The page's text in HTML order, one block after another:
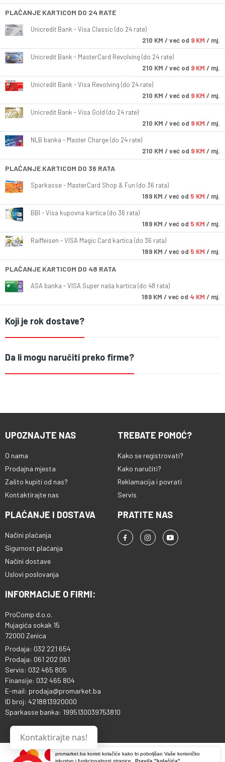
promarket.ba koristi kolačiće kako bi poboljšao Vaše korisničko
iskustvo i funkcionalnost stranice.
Pravila "kolačića"
PLAĆANJE KARTICOM DO 24 RATE
Unicredit Bank - Visa Classic (do 24 rate)
210 KM / već od 9 KM / mj.
Unicredit Bank - MasterCard Revolving (do 24 rate)
210 KM / već od 9 KM / mj.
Unicredit Bank - Visa Revolving (do 24 rate)
210 KM / već od 9 KM / mj.
Unicredit Bank - Visa Gold (do 24 rate)
210 KM / već od 9 KM / mj.
NLB banka - Master Charge (do 24 rate)
210 KM / već od 9 KM / mj.
PLAĆANJE KARTICOM DO 36 RATA
Sparkasse - MasterCard Shop & Fun (do 36 rata)
189 KM / već od 5 KM / mj.
BBI - Visa kupovna kartica (do 36 rata)
189 KM / već od 5 KM / mj.
Raiffeisen - VISA Magic Card kartica (do 36 rata)
189 KM / već od 5 KM / mj.
PLAĆANJE KARTICOM DO 48 RATA
ASA banka - VISA Super naša kartica (do 48 rata)
189 KM / već od 4 KM / mj.
Koji je rok dostave?
Da li mogu naručiti preko firme?
UPOZNAJTE NAS
O nama
Prodajna mjesta
Zašto kupiti od nas?
Kontaktirajte nas
TREBATE POMOĆ?
Kako se registrovati?
Kako naručiti?
Reklamacija i povrati
Servis
PLAĆANJE I DOSTAVA
Načini plaćanja
Sigurnost plaćanja
Načini dostave
Uslovi poslovanja
PRATITE NAS
INFORMACIJE O FIRMI:
ProComp d.o.o.
Mujagića sokak 15
72000 Zenica
Prodaja: 032 221 654
Prodaja: 061 202 061
Servis: 032 465 805
Finansije: 032 465 804
E-mail: prodaja@promarket.ba
ID broj: 4218813920000
Sparkasse banka: 1995130039753810
Kontaktirajte nas!